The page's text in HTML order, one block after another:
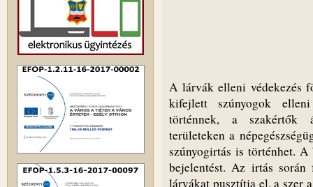
A lárvák elleni védekezés
kifejlett szúnyogok
történnek, a szakértők
területeken a
szúnyogirtás is történhet.
bejelentést. Az irtás során
lárvákat pusztítja el, a szer